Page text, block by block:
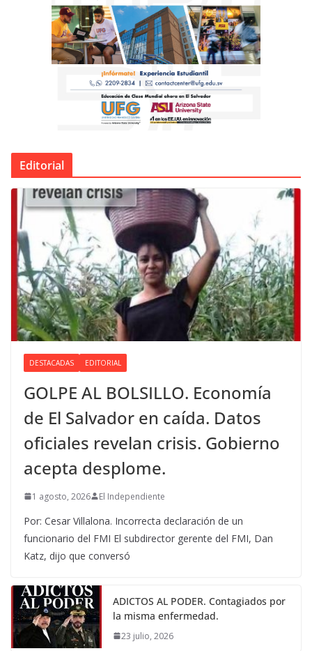
Editorial
DESTACADAS EDITORIAL
GOLPE AL BOLSILLO. Economía
de El Salvador en caída. Datos
oficiales revelan crisis. Gobierno
acepta desplome.
1 agosto, 2026 El Independiente
Por: Cesar Villalona. Incorrecta declaración de un
funcionario del FMI El subdirector gerente del FMI, Dan
Katz, dijo que conversó
ADICTOS AL PODER. Contagiados por
la misma enfermedad.
23 julio, 2026